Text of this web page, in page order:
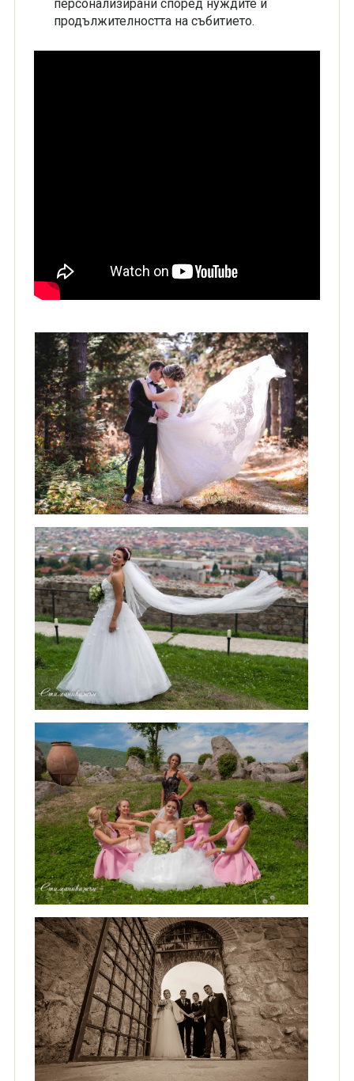
персонализирани според нуждите и
продължителността на събитието.